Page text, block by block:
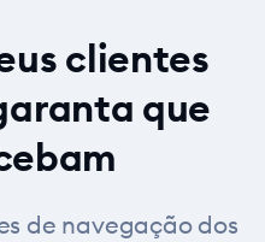
clientes
que
de navegação dos